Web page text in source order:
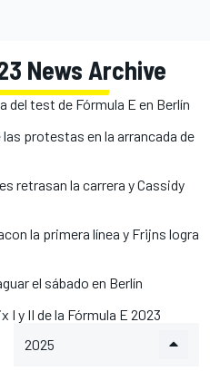
News Archive
del test de Fórmula E en Berlín
protestas en la arrancada de
retrasan la carrera y Cassidy
la primera línea y Frijns logra
el sábado en Berlín
I y II de la Fórmula E 2023
2025